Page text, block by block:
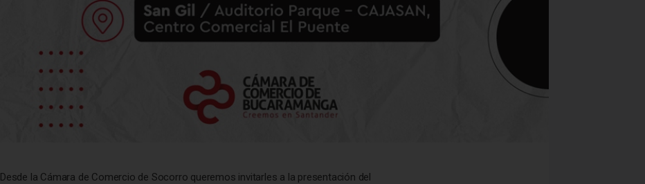
Desde la Cámara de Comercio de Socorro queremos invitarles a la presentación del